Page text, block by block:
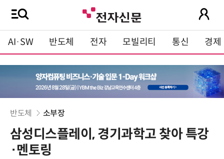
AI·SW 반도체 전자 모빌리티 통신 경제
반도체 소부장
삼성디스플레이, 경기과학고 찾아 특강
·멘토링